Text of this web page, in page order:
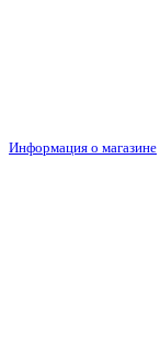
Информация о магазине